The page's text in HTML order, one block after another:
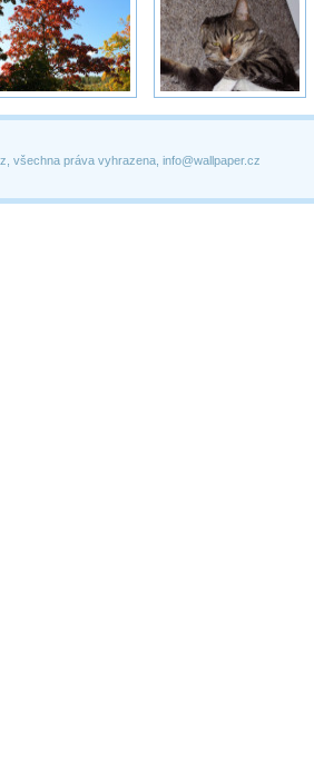
všechna práva vyhrazena, info@wallpaper.cz